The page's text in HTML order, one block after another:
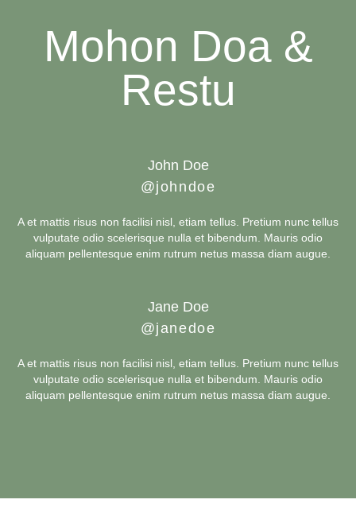
Mohon Doa &
Restu
John Doe
@johndoe
A et mattis risus non facilisi nisl, etiam tellus. Pretium nunc tellus
vulputate odio scelerisque nulla et bibendum. Mauris odio
aliquam pellentesque enim rutrum netus massa diam augue.
Jane Doe
@janedoe
A et mattis risus non facilisi nisl, etiam tellus. Pretium nunc tellus
vulputate odio scelerisque nulla et bibendum. Mauris odio
aliquam pellentesque enim rutrum netus massa diam augue.